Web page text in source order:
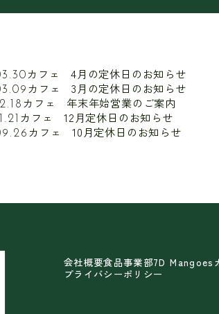
カフェ 4月の定休日のお知らせ
カフェ 3月の定休日のお知らせ
カフェ 年末年始営業のご案内
カフェ 12月定休日のお知らせ
カフェ 10月定休日のお知らせ
会社概要食品事業部7D Mangoes
プライバシーポリシー